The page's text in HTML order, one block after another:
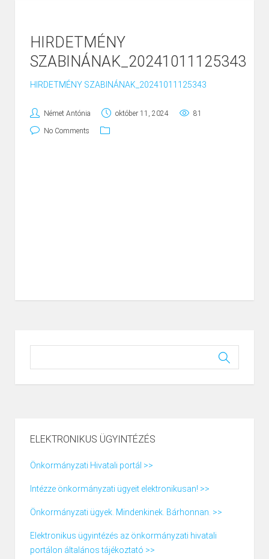
HIRDETMÉNY
SZABINÁNAK_20241011125343
HIRDETMÉNY SZABINÁNAK_20241011125343
Német Antónia október 11, 2024 81
No Comments
ELEKTRONIKUS ÜGYINTÉZÉS
Önkormányzati Hivatali portál >>
Intézze önkormányzati ügyeit elektronikusan! >>
Önkormányzati ügyek. Mindenkinek. Bárhonnan. >>
Elektronikus ügyintézés az önkormányzati hivatali
portálon általános tájékoztató >>